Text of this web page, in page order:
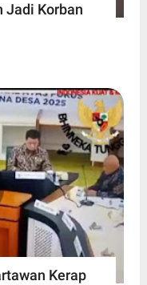
Jadi Korban
Kerap